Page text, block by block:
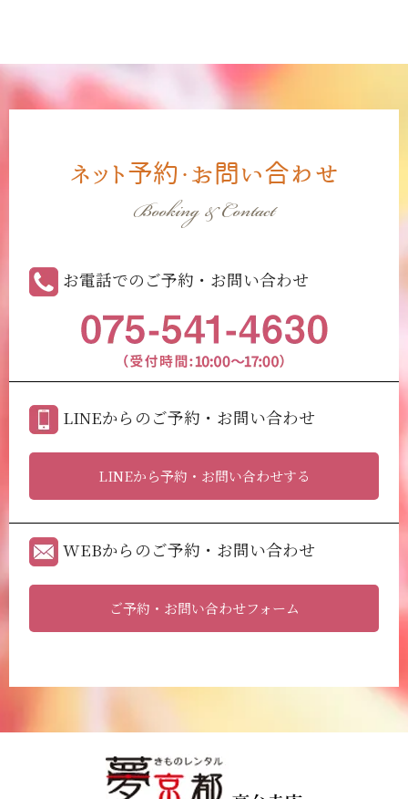
ネット予約・お問い合わせ
Booking & Contact
お電話でのご予約・お問い合わせ
LINEからのご予約・お問い合わせ
LINEから予約・お問い合わせする
WEBからのご予約・お問い合わせ
ご予約・お問い合わせフォーム